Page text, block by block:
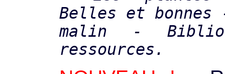
Belles et
malin -
ressources.